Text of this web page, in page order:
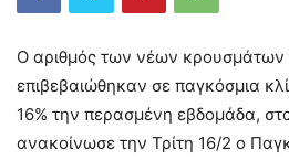
Ο αριθμός των νέων κρουσμάτων
επιβεβαιώθηκαν σε παγκόσμια
16% την περασμένη εβδομάδα,
ανακοίνωσε την Τρίτη 16/2 ο